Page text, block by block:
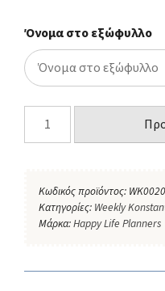
Όνομα στο εξώφυλλο
Κωδικός προϊόντος: WK0020
Κατηγορίες: Weekly
Μάρκα:Happy Life Planners